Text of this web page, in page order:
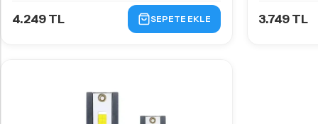
4.249 TL SEPETE EKLE 3.749 TL